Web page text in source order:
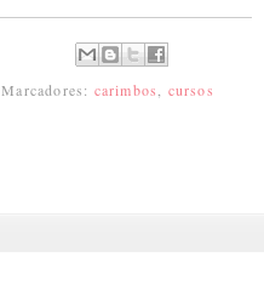
Marcadores: carimbos cursos